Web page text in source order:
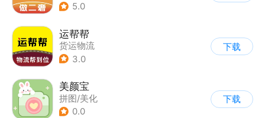
5.0
运帮帮
货运物流
3.0
下载
美颜宝
拼图/美化
0.0
下载